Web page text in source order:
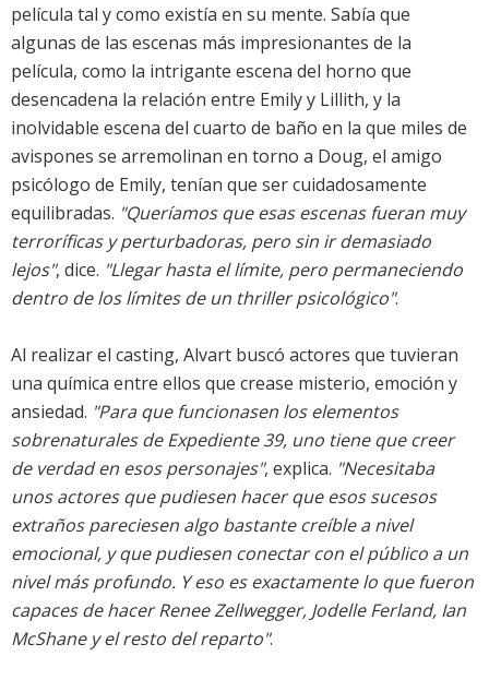
película tal y como existía en su mente. Sabía que
algunas de las escenas más impresionantes de la
película, como la intrigante escena del horno que
desencadena la relación entre Emily y Lillith, y la
inolvidable escena del cuarto de baño en la que miles de
avispones se arremolinan en torno a Doug, el amigo
psicólogo de Emily, tenían que ser cuidadosamente
equilibradas. "Queríamos que esas escenas fueran muy
terroríficas y perturbadoras, pero sin ir demasiado
lejos", dice. "Llegar hasta el límite, pero permaneciendo
dentro de los límites de un thriller psicológico".
Al realizar el casting, Alvart buscó actores que tuvieran
una química entre ellos que crease misterio, emoción y
ansiedad. "Para que funcionasen los elementos
sobrenaturales de Expediente 39, uno tiene que creer
de verdad en esos personajes", explica. "Necesitaba
unos actores que pudiesen hacer que esos sucesos
extraños pareciesen algo bastante creíble a nivel
emocional, y que pudiesen conectar con el público a un
nivel más profundo. Y eso es exactamente lo que fueron
capaces de hacer Renee Zellwegger, Jodelle Ferland, Ian
McShane y el resto del reparto".